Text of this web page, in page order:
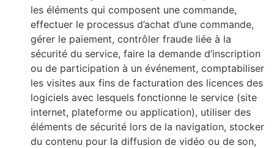
les éléments qui composent une commande,
effectuer le processus d’achat d’une commande,
gérer le paiement, contrôler fraude liée à la
sécurité du service, faire la demande d’inscription
ou de participation à un événement, comptabiliser
les visites aux fins de facturation des licences des
logiciels avec lesquels fonctionne le service (site
internet, plateforme ou application), utiliser des
éléments de sécurité lors de la navigation, stocker
du contenu pour la diffusion de vidéo ou de son,